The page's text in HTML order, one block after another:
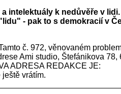
intelektuály k nedůvěře v
- pak to s demokracií v
č. 972, věnovaném
Ami studio, Štefánikova 78,
ADRESA REDAKCE JE:
vrátím.